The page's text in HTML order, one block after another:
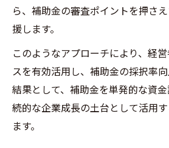
ら、補助金の審査ポイントを押さ
援します。
このようなアプローチにより、経
スを有効活用し、補助金の採択率向
結果として、補助金を単発的な資
続的な企業成長の土台として活用
ます。